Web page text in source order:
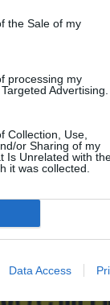
the Sale of my
processing my
Advertising.
Collection, Use,
or Sharing of my
Is Unrelated with
it was collected.
Data Access